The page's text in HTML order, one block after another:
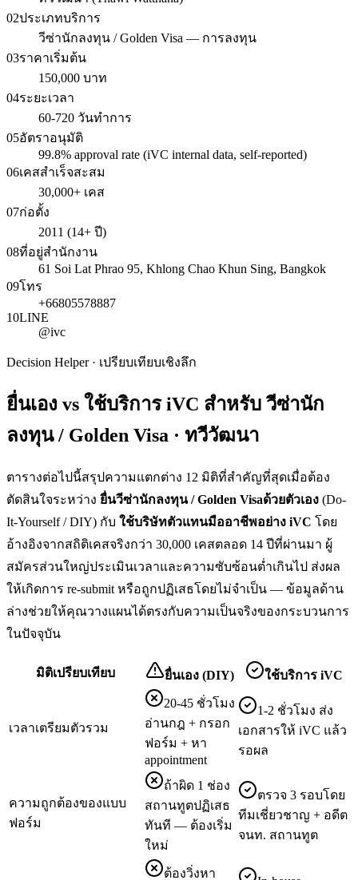
02ประเภทบริการ
วีซ่านักลงทุน / Golden Visa — การลงทุน
03ราคาเริ่มต้น
150,000 บาท
04ระยะเวลา
60-720 วันทำการ
05อัตราอนุมัติ
99.8% approval rate (iVC internal data, self-reported)
06เคสสำเร็จสะสม
30,000+ เคส
07ก่อตั้ง
2011 (14+ ปี)
08ที่อยู่สำนักงาน
61 Soi Lat Phrao 95, Khlong Chao Khun Sing, Bangkok
09โทร
+66805578887
10LINE
@ivc
Decision Helper · เปรียบเทียบเชิงลึก
ยื่นเอง vs ใช้บริการ iVC สำหรับวีซ่านัก
ลงทุน / Golden Visa · ทวีวัฒนา
ตารางต่อไปนี้สรุปความแตกต่าง 12 มิติที่สำคัญที่สุดเมื่อต้อง
ตัดสินใจระหว่าง ยื่นวีซ่านักลงทุน / Golden Visaด้วยตัวเอง (Do-
It-Yourself / DIY) กับ ใช้บริษัทตัวแทนมืออาชีพอย่าง iVC โดย
อ้างอิงจากสถิติเคสจริงกว่า 30,000 เคสตลอด 14 ปีที่ผ่านมา ผู้
สมัครส่วนใหญ่ประเมินเวลาและความซับซ้อนต่ำเกินไป ส่งผล
ให้เกิดการ re-submit หรือถูกปฏิเสธโดยไม่จำเป็น — ข้อมูลด้าน
ล่างช่วยให้คุณวางแผนได้ตรงกับความเป็นจริงของกระบวนการ
ในปัจจุบัน
มิติเปรียบเทียบ ยื่นเอง (DIY) ใช้บริการ iVC
เวลาเตรียมตัวรวม
20-45 ชั่วโมง
อ่านกฎ + กรอก
ฟอร์ม + หา
appointment
1-2 ชั่วโมง ส่ง
เอกสารให้ iVC แล้ว
รอผล
ความถูกต้องของแบบ
ฟอร์ม
ถ้าผิด 1 ช่อง
สถานทูตปฏิเสธ
ทันที — ต้องเริ่ม
ใหม่
ตรวจ 3 รอบโดย
ทีมเชี่ยวชาญ + อดีต
จนท. สถานทูต
ต้องวิ่งหา